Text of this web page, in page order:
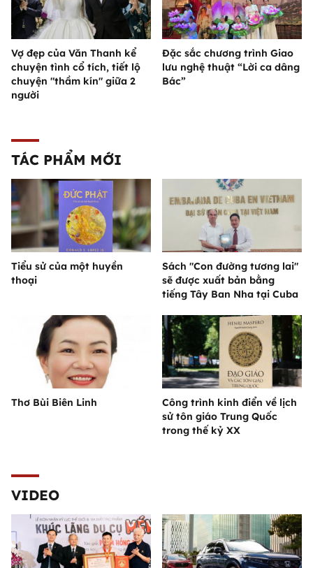
Vợ đẹp của Văn Thanh kể
chuyện tình cổ tích, tiết lộ
chuyện "thầm kín" giữa 2
người
Đặc sắc chương trình Giao
lưu nghệ thuật “Lời ca dâng
Bác”
TÁC PHẨM MỚI
Tiểu sử của một huyền
thoại
Sách "Con đường tương lai"
sẽ được xuất bản bằng
tiếng Tây Ban Nha tại Cuba
Thơ Bùi Biên Linh
Công trình kinh điển về lịch
sử tôn giáo Trung Quốc
trong thế kỷ XX
VIDEO